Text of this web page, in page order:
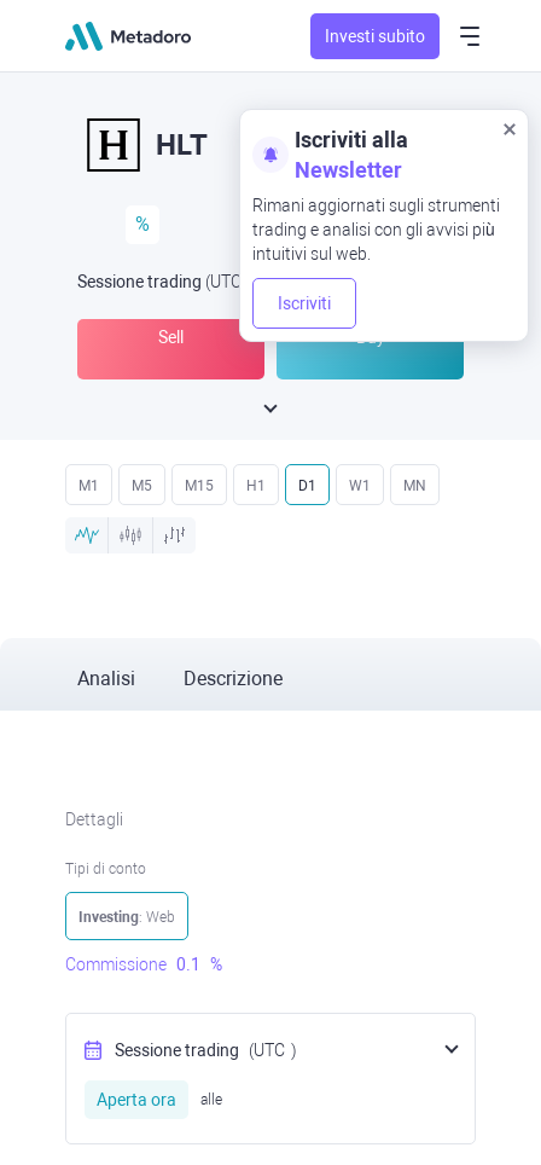
Investi subito
Iscriviti alla
Newsletter
Rimani aggiornati sugli strumenti
trading e analisi con gli avvisi più
intuitivi sul web.
Iscriviti
HLT
%
Sessione trading (UTC ) -Aperta oraalle
Sell Buy
M1 M5 M15 H1 D1 W1 MN
Analisi Descrizione
Dettagli
Tipi di conto
Investing: Web
Commissione 0.1 %
Sessione trading (UTC )
Aperta ora alle